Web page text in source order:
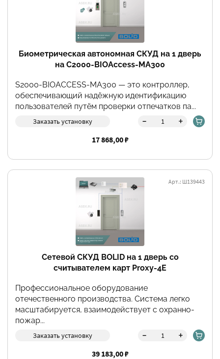
Биометрическая автономная СКУД на 1 дверь
на С2000-BIOAccess-MA300
S2000-BIOACCESS-MA300 — это контроллер,
обеспечивающий надёжную идентификацию
пользователей путём проверки отпечатков па...
Заказать установку - +
17 868,00 ₽
Сетевой СКУД BOLID на 1 дверь со
считывателем карт Proxy-4E
Арт.: Ш139443
Профессиональное оборудование
отечественного производства. Система легко
масштабируется, взаимодействует с охранно-
пожар...
Заказать установку - +
39 183,00 ₽